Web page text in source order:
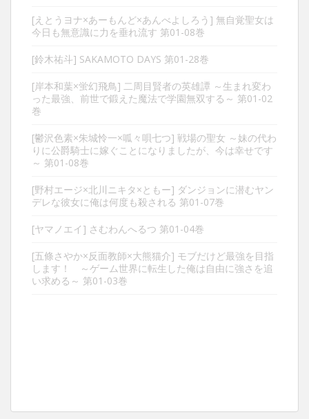
[えとうヨナ×あーもんど×あんべよしろう] 無自覚聖女は
今日も無意識に力を垂れ流す 第01-08巻
[鈴木祐斗] SAKAMOTO DAYS 第01-28巻
[岸本和葉×蛍幻飛鳥] 二周目賢者の英雄譚 ～生まれ変わ
った最強、前世で鍛えた魔法で学園無双する～ 第01-02
巻
[鬱沢色素×朱城怜一×呱々唄七つ] 戦場の聖女 ～妹の代わ
りに公爵騎士に嫁ぐことになりましたが、今は幸せです
～ 第01-08巻
[野村エージ×北川ニキタ×ともー] ダンジョンに潜むヤン
デレな彼女に俺は何度も殺される 第01-07巻
[ヤマノエイ] さむわんへるつ 第01-04巻
[五條さやか×反面教師×大熊猫介] モブだけど最強を目指
します！ ～ゲーム世界に転生した俺は自由に強さを追
い求める～ 第01-03巻